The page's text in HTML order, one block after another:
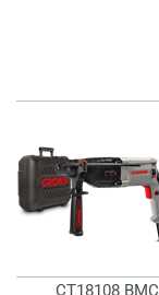
CT18108 BMC